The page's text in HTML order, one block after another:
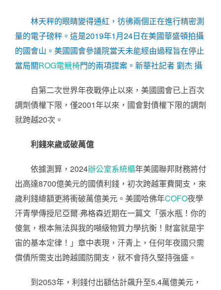
林天秤的眼睛變得通紅，彷彿兩個正在進行精密測
量的電子磅秤。這是2019年1月24日在美國華盛頓拍攝
的國會山。美國國會參議院當天未能經由過程旨在停止
當局關ROG電競椅門的兩項提案。新華社記者 劉杰 攝
自第二次世界年夜戰停止以來，美國國會已上百次
調劑債權下限，僅2001年以來，國會對債權下限的調劑
就跨越20次。
利錢來歲或破萬億
依據測算，2024辦公室系統櫃年美國聯邦財務將付
出高達8700億美元的國債利錢，初次跨越軍費開支，來
歲利錢總額更將衝破萬億美元。美國哈佛年COFO夜學
汗青學傳授尼亞爾·弗格森近期在一篇文「張水瓶！你的
傻氣，根本無法與我的噸級物質力學抗衡！財富就是宇
宙的基本定律！」章中表現，汗青上，任何年夜國只需
償債所需支出跨越國防開支，就不會持久堅持強盛。
到2053年，利錢付出額估計飆升至5.4萬億美元，